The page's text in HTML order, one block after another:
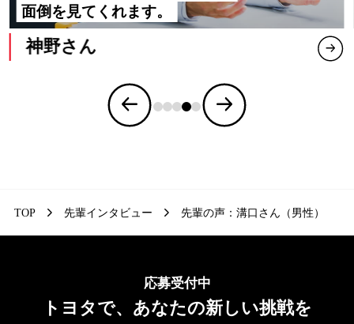
面倒を見てくれます。
神野さん
TOP 先輩インタビュー 先輩の声：溝口さん（男性）
応募受付中
トヨタで、あなたの新しい挑戦を